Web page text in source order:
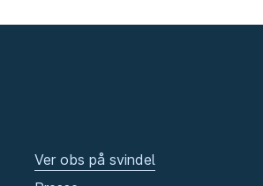
Ver obs på svindel